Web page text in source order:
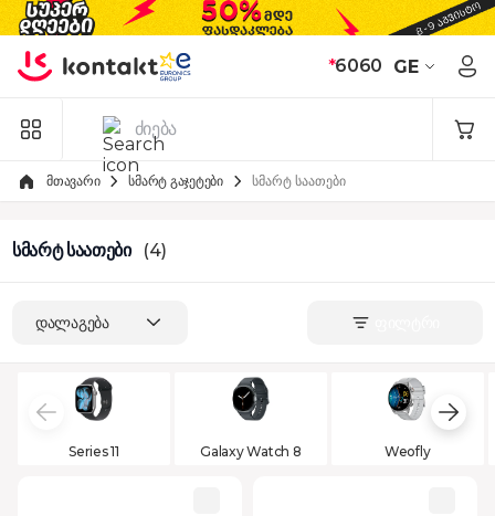
Skip to Content
*6060 GE
მთავარი სმარტ გაჯეტები სმარტ საათები
სმარტ საათები (4)
დალაგება
Series 11 Galaxy Watch 8 Weofly